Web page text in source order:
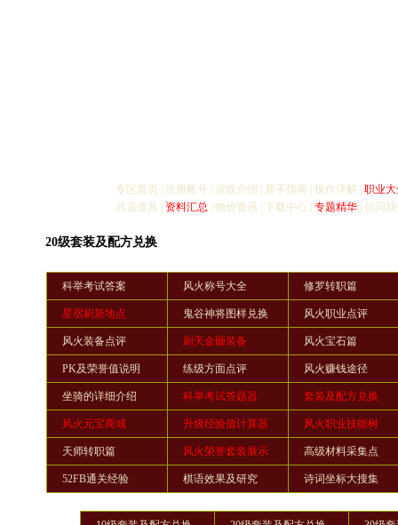
专区首页 注册帐号 游戏介绍 新手指南 操作详解
职业
武器道具
资料汇总 物价资讯 下载中心 专题精华 你问
20级套装及配方兑换
科举考试答案 风火称号大全 修罗转职篇
星宿刷新地点 鬼谷神将图样兑换 风火职业点评
风火装备点评 刷天金砸装备 风火宝石篇
PK及荣誉值说明 练级方面点评 风火赚钱途径
坐骑的详细介绍 科举考试答题器 套装及配方兑换
风火元宝商城 升级经验值计算器 风火职业技能树
天师转职篇 风火荣誉套装展示 高级材料采集点
52FB通关经验 棋语效果及研究 诗词坐标大搜集